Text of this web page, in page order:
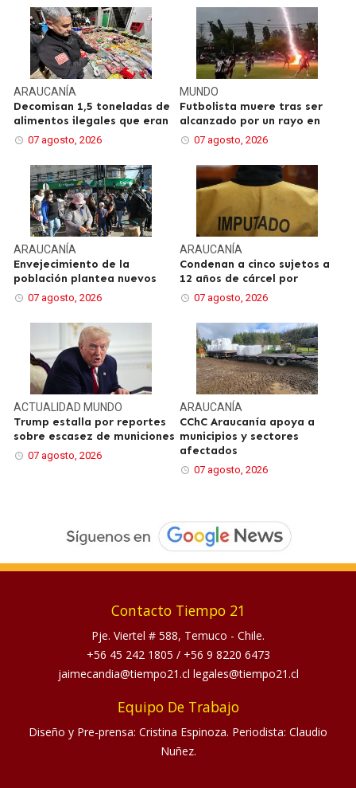
ARAUCANÍA
Decomisan 1,5 toneladas de
alimentos ilegales que eran
07 agosto, 2026
MUNDO
Futbolista muere tras ser
alcanzado por un rayo en
07 agosto, 2026
ARAUCANÍA
Envejecimiento de la
población plantea nuevos
07 agosto, 2026
ARAUCANÍA
Condenan a cinco sujetos a
12 años de cárcel por
07 agosto, 2026
ACTUALIDAD MUNDO
Trump estalla por reportes
sobre escasez de municiones
07 agosto, 2026
ARAUCANÍA
CChC Araucanía apoya a
municipios y sectores
afectados
07 agosto, 2026
Contacto Tiempo 21
Pje. Viertel # 588, Temuco - Chile.
+56 45 242 1805 / +56 9 8220 6473
jaimecandia@tiempo21.cl legales@tiempo21.cl
Equipo De Trabajo
Diseño y Pre-prensa: Cristina Espinoza. Periodista: Claudio
Nuñez.